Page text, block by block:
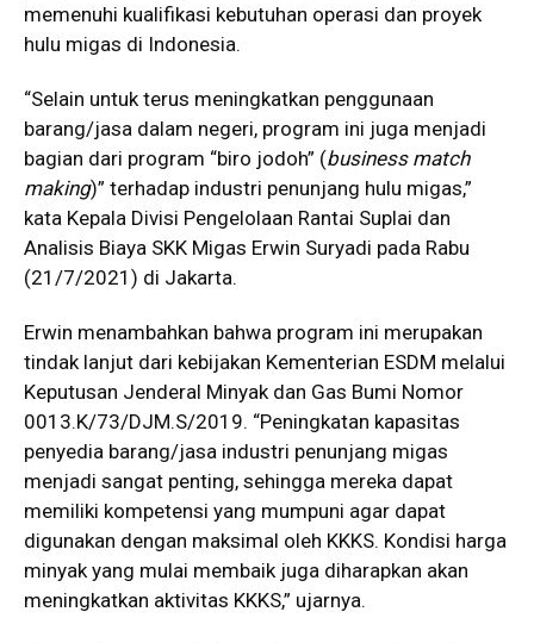
memenuhi kualifikasi kebutuhan operasi dan proyek
hulu migas di Indonesia.
“Selain untuk terus meningkatkan penggunaan
barang/jasa dalam negeri, program ini juga menjadi
bagian dari program “biro jodoh” (business match
making)” terhadap industri penunjang hulu migas,”
kata Kepala Divisi Pengelolaan Rantai Suplai dan
Analisis Biaya SKK Migas Erwin Suryadi pada Rabu
(21/7/2021) di Jakarta.
Erwin menambahkan bahwa program ini merupakan
tindak lanjut dari kebijakan Kementerian ESDM melalui
Keputusan Jenderal Minyak dan Gas Bumi Nomor
0013.K/73/DJM.S/2019. “Peningkatan kapasitas
penyedia barang/jasa industri penunjang migas
menjadi sangat penting, sehingga mereka dapat
memiliki kompetensi yang mumpuni agar dapat
digunakan dengan maksimal oleh KKKS. Kondisi harga
minyak yang mulai membaik juga diharapkan akan
meningkatkan aktivitas KKKS,” ujarnya.